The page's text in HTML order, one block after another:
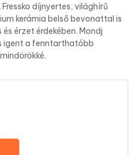
díjnyertes, világhírű
kerámia belső bevonattal is
érzet érdekében. Mondj
igent a fenntarthatóbb